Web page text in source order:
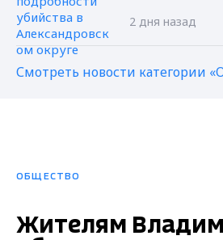
2 дня назад
Смотреть новости категории
ОБЩЕСТВО
Жителям